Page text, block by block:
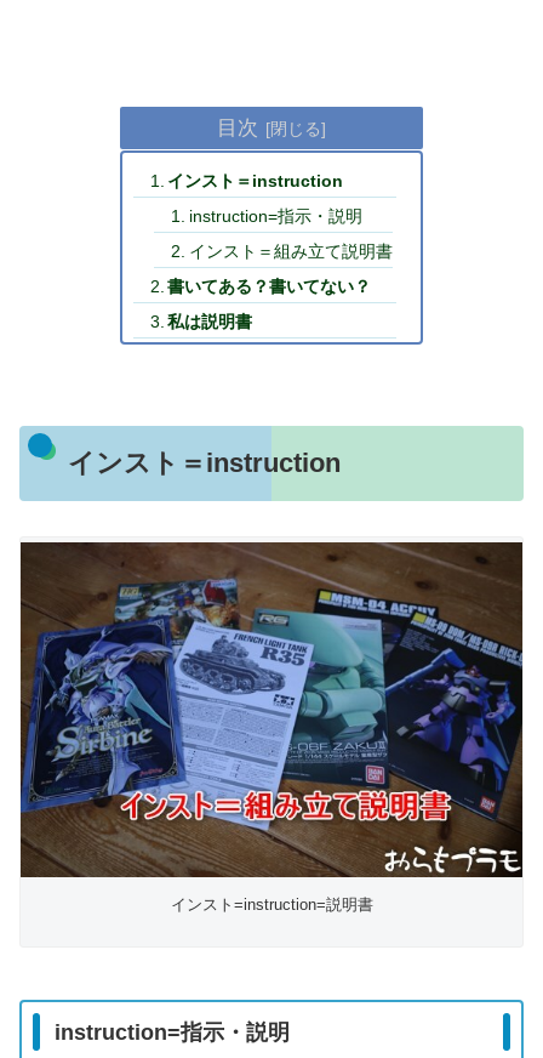
目次
インスト＝instruction
instruction=指示・説明
インスト＝組み立て説明書
書いてある？書いてない？
私は説明書
インスト＝instruction
インスト=instruction=説明書
instruction=指示・説明